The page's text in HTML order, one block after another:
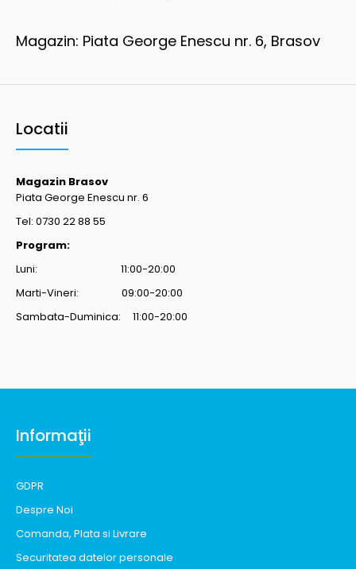
Magazin: Piata George Enescu nr. 6, Brasov
Locatii
Magazin Brasov
Piata George Enescu nr. 6
Tel: 0730 22 88 55
Program:
Luni: 11:00-20:00
Marti-Vineri: 09:00-20:00
Sambata-Duminica: 11:00-20:00
Informaţii
GDPR
Despre Noi
Comanda, Plata si Livrare
Securitatea datelor personale